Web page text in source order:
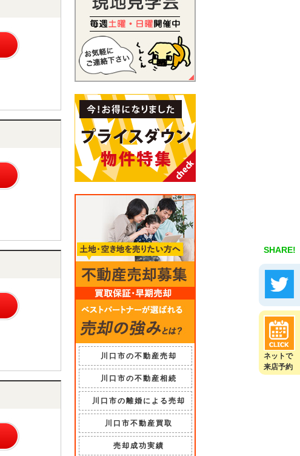
SHARE!
ネットで
来店予約
川口市の不動産売却
川口市の不動産相続
川口市の離婚による売却
川口市不動産買取
売却成功実績